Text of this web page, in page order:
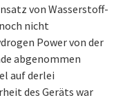
von Wasserstoff-
nicht
Power von der
abgenommen
auf derlei
des Geräts war